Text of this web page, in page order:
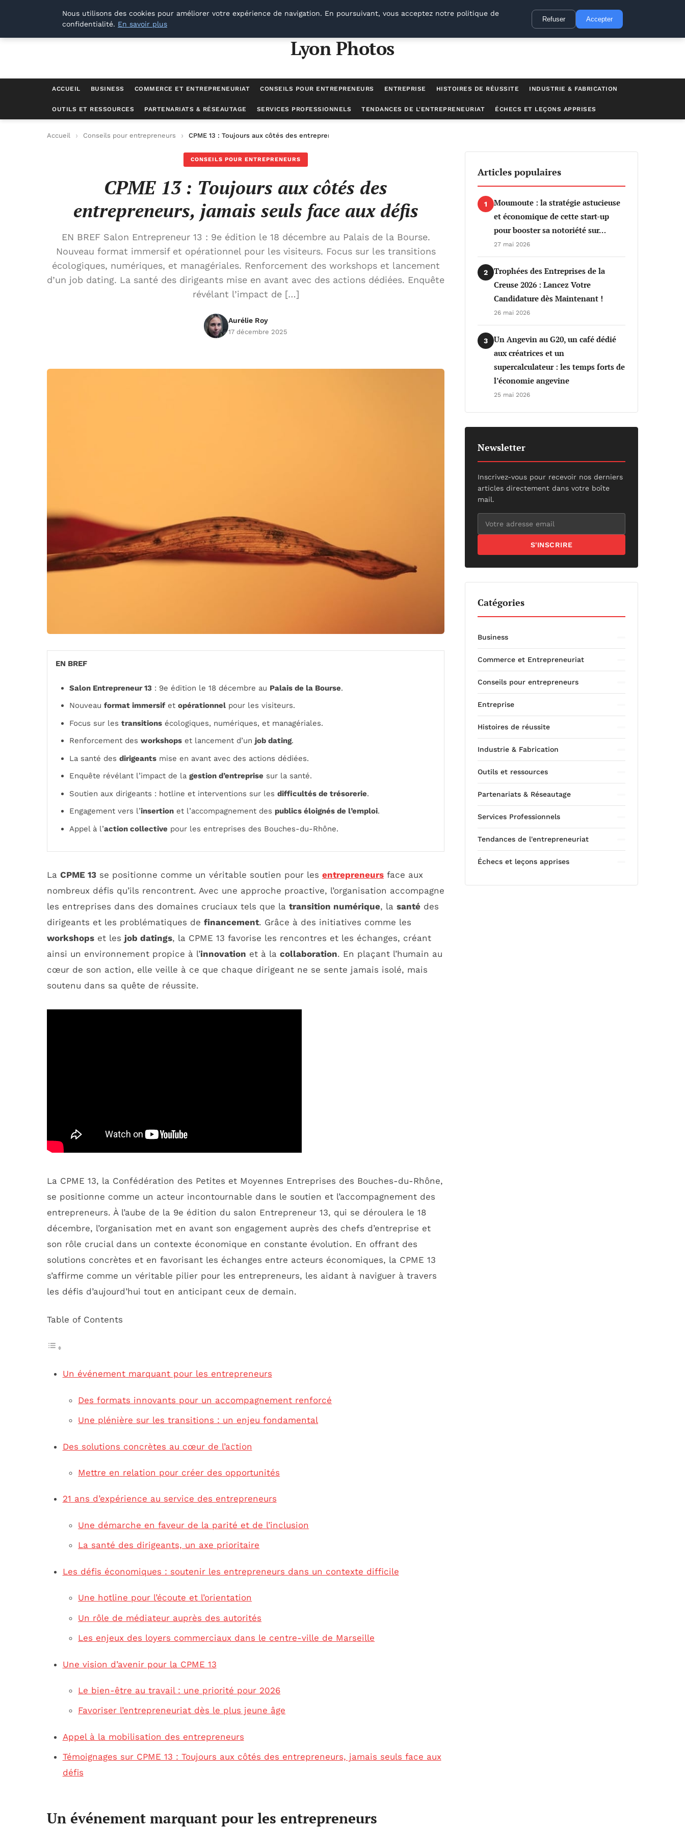
Lyon Photos
Lyon Photos
ACCUEIL BUSINESS COMMERCE ET ENTREPRENEURIAT CONSEILS POUR ENTREPRENEURS ENTREPRISE HISTOIRES DE RÉUSSITE INDUSTRIE & FABRICATION
OUTILS ET RESSOURCES PARTENARIATS & RÉSEAUTAGE SERVICES PROFESSIONNELS TENDANCES DE L'ENTREPRENEURIAT ÉCHECS ET LEÇONS APPRISES
Accueil Conseils pour entrepreneurs CPME 13 : Toujours aux côtés des entrepreneurs, jamais seuls face aux défis
CONSEILS POUR ENTREPRENEURS
CPME 13 : Toujours aux côtés des
entrepreneurs, jamais seuls face aux défis
EN BREF Salon Entrepreneur 13 : 9e édition le 18 décembre au Palais de la Bourse.
Nouveau format immersif et opérationnel pour les visiteurs. Focus sur les transitions
écologiques, numériques, et managériales. Renforcement des workshops et lancement
d’un job dating. La santé des dirigeants mise en avant avec des actions dédiées. Enquête
révélant l’impact de […]
Aurélie Roy
17 décembre 2025
EN BREF
Salon Entrepreneur 13 : 9e édition le 18 décembre au Palais de la Bourse.
Nouveau format immersif et opérationnel pour les visiteurs.
Focus sur les transitions écologiques, numériques, et managériales.
Renforcement des workshops et lancement d’un job dating.
La santé des dirigeants mise en avant avec des actions dédiées.
Enquête révélant l’impact de la gestion d’entreprise sur la santé.
Soutien aux dirigeants : hotline et interventions sur les difficultés de trésorerie.
Engagement vers l’insertion et l’accompagnement des publics éloignés de l’emploi.
Appel à l’action collective pour les entreprises des Bouches-du-Rhône.
La CPME 13 se positionne comme un véritable soutien pour les entrepreneurs face aux
nombreux défis qu’ils rencontrent. Avec une approche proactive, l’organisation accompagne
les entreprises dans des domaines cruciaux tels que la transition numérique, la santé des
dirigeants et les problématiques de financement. Grâce à des initiatives comme les
workshops et les job datings, la CPME 13 favorise les rencontres et les échanges, créant
ainsi un environnement propice à l’innovation et à la collaboration. En plaçant l’humain au
cœur de son action, elle veille à ce que chaque dirigeant ne se sente jamais isolé, mais
soutenu dans sa quête de réussite.
La CPME 13, la Confédération des Petites et Moyennes Entreprises des Bouches-du-Rhône,
se positionne comme un acteur incontournable dans le soutien et l’accompagnement des
entrepreneurs. À l’aube de la 9e édition du salon Entrepreneur 13, qui se déroulera le 18
décembre, l’organisation met en avant son engagement auprès des chefs d’entreprise et
son rôle crucial dans un contexte économique en constante évolution. En offrant des
solutions concrètes et en favorisant les échanges entre acteurs économiques, la CPME 13
s’affirme comme un véritable pilier pour les entrepreneurs, les aidant à naviguer à travers
les défis d’aujourd’hui tout en anticipant ceux de demain.
Table of Contents
Un événement marquant pour les entrepreneurs
Des formats innovants pour un accompagnement renforcé
Une plénière sur les transitions : un enjeu fondamental
Des solutions concrètes au cœur de l’action
Mettre en relation pour créer des opportunités
21 ans d’expérience au service des entrepreneurs
Une démarche en faveur de la parité et de l’inclusion
La santé des dirigeants, un axe prioritaire
Les défis économiques : soutenir les entrepreneurs dans un contexte difficile
Une hotline pour l’écoute et l’orientation
Un rôle de médiateur auprès des autorités
Les enjeux des loyers commerciaux dans le centre-ville de Marseille
Une vision d’avenir pour la CPME 13
Le bien-être au travail : une priorité pour 2026
Favoriser l’entrepreneuriat dès le plus jeune âge
Appel à la mobilisation des entrepreneurs
Témoignages sur CPME 13 : Toujours aux côtés des entrepreneurs, jamais seuls face aux
défis
Un événement marquant pour les entrepreneurs
Articles populaires
1
Moumoute : la stratégie astucieuse
et économique de cette start-up
pour booster sa notoriété sur…
27 mai 2026
2
Trophées des Entreprises de la
Creuse 2026 : Lancez Votre
Candidature dès Maintenant !
26 mai 2026
3
Un Angevin au G20, un café dédié
aux créatrices et un
supercalculateur : les temps forts de
l’économie angevine
25 mai 2026
Newsletter
Inscrivez-vous pour recevoir nos derniers
articles directement dans votre boîte
mail.
S'INSCRIRE
Catégories
Business
Commerce et Entrepreneuriat
Conseils pour entrepreneurs
Entreprise
Histoires de réussite
Industrie & Fabrication
Outils et ressources
Partenariats & Réseautage
Services Professionnels
Tendances de l'entrepreneuriat
Échecs et leçons apprises
Nous utilisons des cookies pour améliorer votre expérience de navigation. En poursuivant, vous acceptez notre politique de
confidentialité. En savoir plus
Refuser Accepter